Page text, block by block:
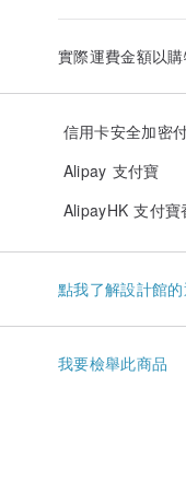
實際運費金額以
信用卡安全加密
Alipay 支付寶
AlipayHK 支付寶
點我了解設計館
我要檢舉此商品